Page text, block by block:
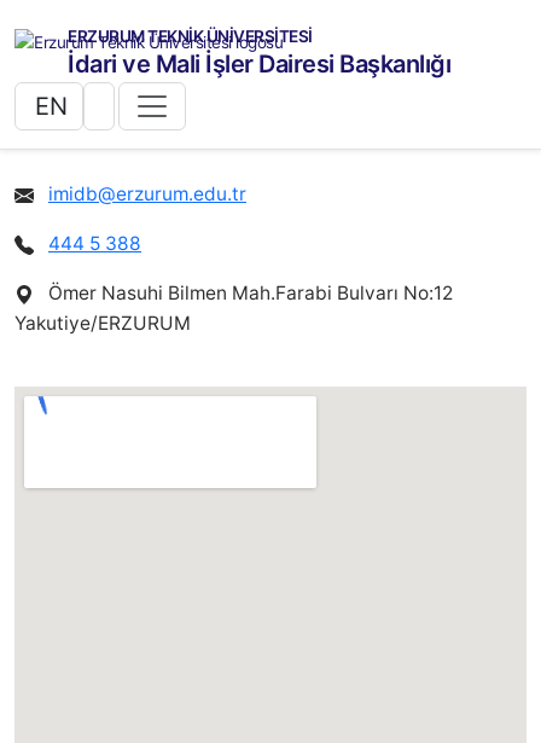
ERZURUM TEKNİK ÜNİVERSİTESİ
İdari ve Mali İşler Dairesi Başkanlığı
EN
imidb@erzurum.edu.tr
444 5 388
Ömer Nasuhi Bilmen Mah.Farabi Bulvarı No:12
Yakutiye/ERZURUM